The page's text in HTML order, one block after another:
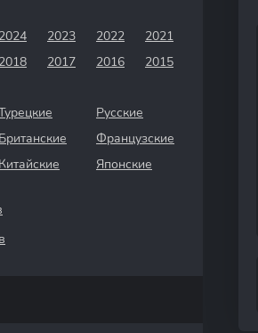
2024 2023 2022
2021
2018 2017 2016 2015
Русские
Британские
Французские
Китайские Японские